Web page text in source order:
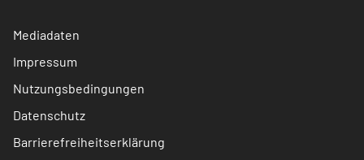
Mediadaten
Impressum
Nutzungsbedingungen
Datenschutz
Barrierefreiheitserklärung